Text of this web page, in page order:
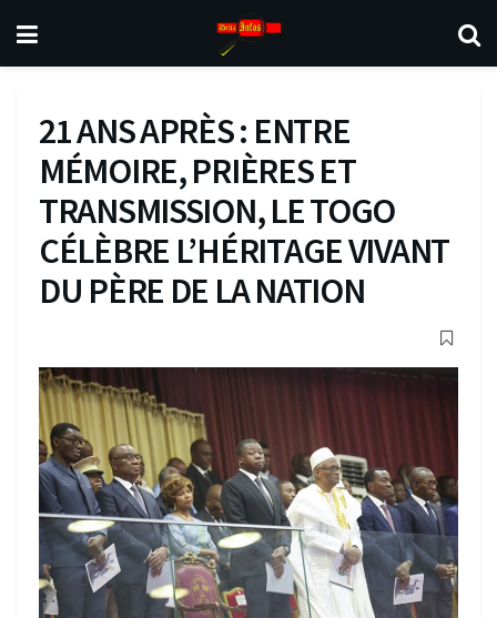
21 ANS APRÈS : ENTRE
MÉMOIRE, PRIÈRES ET
TRANSMISSION, LE TOGO
CÉLÈBRE L’HÉRITAGE VIVANT
DU PÈRE DE LA NATION